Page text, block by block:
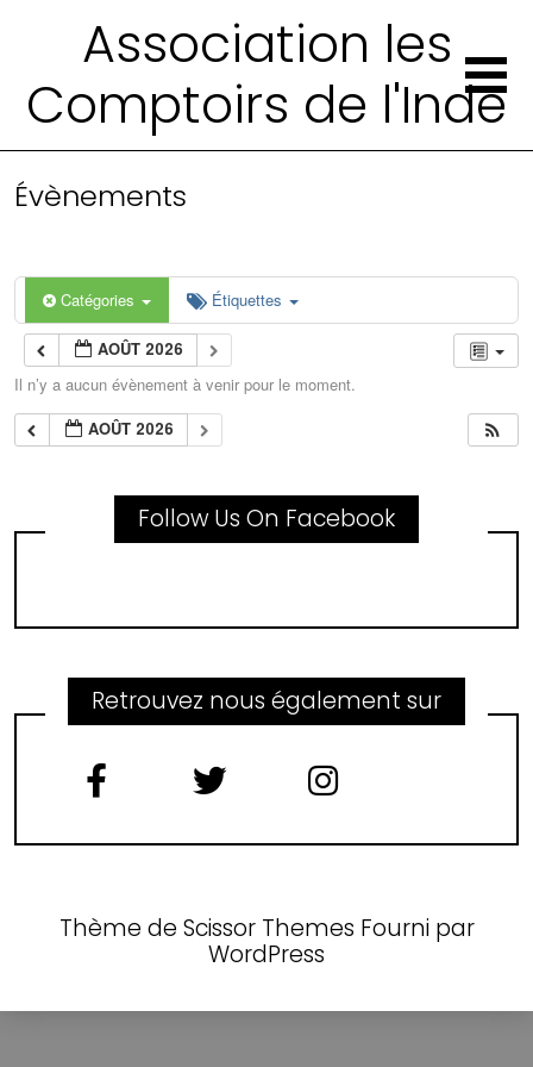
Association les
Comptoirs de l'Inde
Évènements
Catégories Étiquettes
AOÛT 2026
Il n’y a aucun évènement à venir pour le moment.
AOÛT 2026
Follow Us On Facebook
Retrouvez nous également sur
Thème de Scissor Themes Fourni par
WordPress